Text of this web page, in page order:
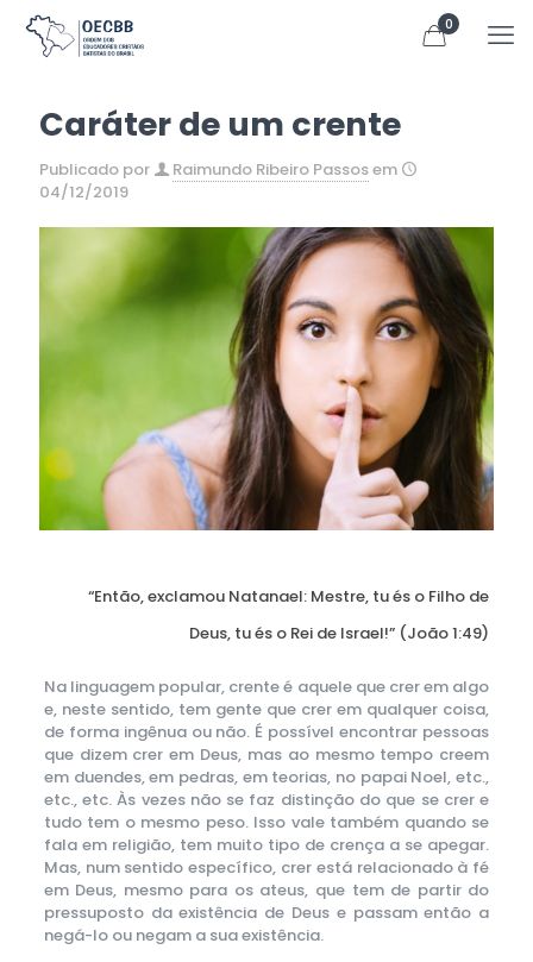
0
Caráter de um crente
Publicado por Raimundo Ribeiro Passosem
04/12/2019
“Então, exclamou Natanael: Mestre, tu és o Filho de
Deus, tu és o Rei de Israel!” (João 1:49)
Na linguagem popular, crente é aquele que crer em algo
e, neste sentido, tem gente que crer em qualquer coisa,
de forma ingênua ou não. É possível encontrar pessoas
que dizem crer em Deus, mas ao mesmo tempo creem
em duendes, em pedras, em teorias, no papai Noel, etc.,
etc., etc. Às vezes não se faz distinção do que se crer e
tudo tem o mesmo peso. Isso vale também quando se
fala em religião, tem muito tipo de crença a se apegar.
Mas, num sentido específico, crer está relacionado à fé
em Deus, mesmo para os ateus, que tem de partir do
pressuposto da existência de Deus e passam então a
negá-lo ou negam a sua existência.